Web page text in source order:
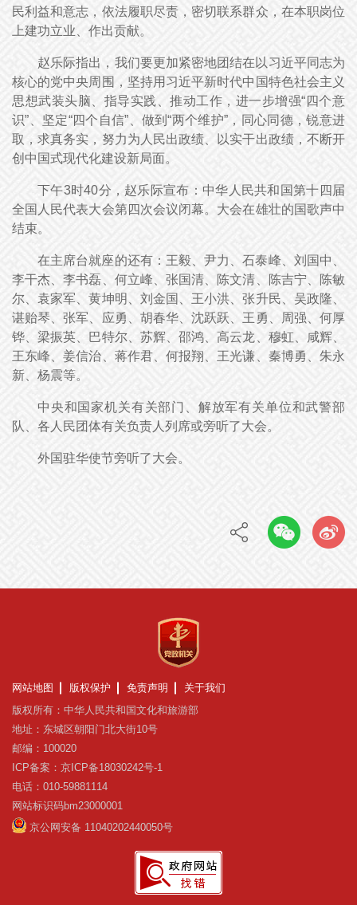
民利益和意志，依法履职尽责，密切联系群众，在本职岗位
上建功立业、作出贡献。
赵乐际指出，我们要更加紧密地团结在以习近平同志为
核心的党中央周围，坚持用习近平新时代中国特色社会主义
思想武装头脑、指导实践、推动工作，进一步增强“四个意
识”、坚定“四个自信”、做到“两个维护”，同心同德，锐意进
取，求真务实，努力为人民出政绩、以实干出政绩，不断开
创中国式现代化建设新局面。
下午3时40分，赵乐际宣布：中华人民共和国第十四届
全国人民代表大会第四次会议闭幕。大会在雄壮的国歌声中
结束。
在主席台就座的还有：王毅、尹力、石泰峰、刘国中、
李干杰、李书磊、何立峰、张国清、陈文清、陈吉宁、陈敏
尔、袁家军、黄坤明、刘金国、王小洪、张升民、吴政隆、
谌贻琴、张军、应勇、胡春华、沈跃跃、王勇、周强、何厚
铧、梁振英、巴特尔、苏辉、邵鸿、高云龙、穆虹、咸辉、
王东峰、姜信治、蒋作君、何报翔、王光谦、秦博勇、朱永
新、杨震等。
中央和国家机关有关部门、解放军有关单位和武警部
队、各人民团体有关负责人列席或旁听了大会。
外国驻华使节旁听了大会。
网站地图 版权保护 免责声明
关于我们
版权所有：中华人民共和国文化和旅游部
地址：东城区朝阳门北大街10号
邮编：100020
ICP备案：京ICP备18030242号-1
电话：010-59881114
网站标识码bm23000001
京公网安备 11040202440050号